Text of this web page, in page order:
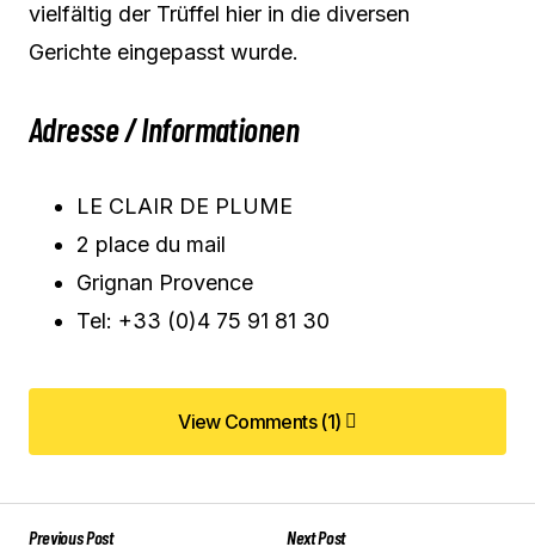
vielfältig der Trüffel hier in die diversen
Gerichte eingepasst wurde.
Adresse / Informationen
LE CLAIR DE PLUME
2 place du mail
Grignan Provence
Tel: +33 (0)4 75 91 81 30
View Comments (1)
View Comments (1)
Previous Post
Next Post